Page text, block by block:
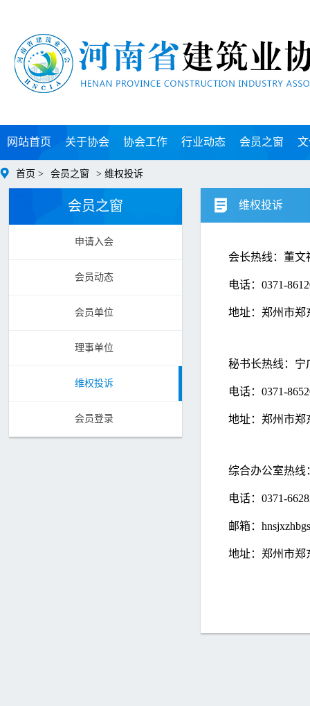
网站首页 关于协会 协会工作 行业动态 会员之窗
首页 > 会员之窗 > 维权投诉
会员之窗
申请入会
会员动态
会员单位
理事单位
维权投诉
会员登录
维权投诉
会长热线：董文
电话：0371-
地址：郑州市郑
秘书长热线：宁
电话：0371-
地址：郑州市郑
综合办公室热线
电话：0371-
邮箱：
地址：郑州市郑